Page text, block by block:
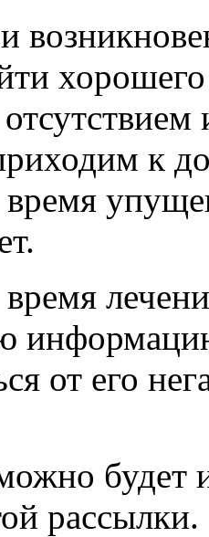
к
время
время
от его
будет
рассылки.